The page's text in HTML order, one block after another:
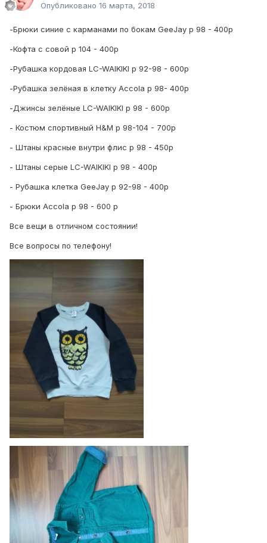
Опубликовано 16 марта, 2018
-Брюки синие с карманами по бокам GeeJay р 98 - 400р
-Кофта с совой р 104 - 400р
-Рубашка кордовая LC-WAIKIKI р 92-98 - 600р
-Рубашка зелёная в клетку Accola р 98- 400р
-Джинсы зелёные LC-WAIKIKI p 98 - 600p
- Костюм спортивный H&M р 98-104 - 700р
- Штаны красные внутри флис р 98 - 450р
- Штаны серые LC-WAIKIKI р 98 - 400р
- Рубашка клетка GeeJay р 92-98 - 400р
- Брюки Accola р 98 - 600 р
Все вещи в отличном состоянии!
Все вопросы по телефону!